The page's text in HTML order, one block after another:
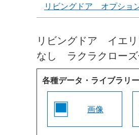
リビングドア オプシ
リビングドア イエ
なし ラクラクローズ
各種データ・ライブラリー
画像